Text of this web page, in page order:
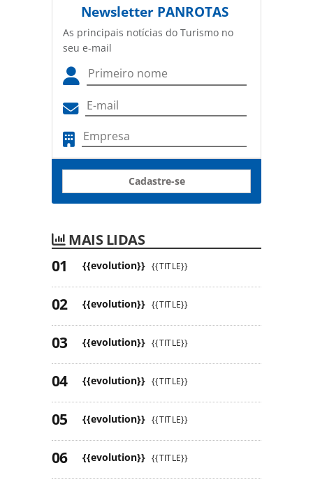
Newsletter PANROTAS
As principais notícias do Turismo no
seu e-mail
Cadastre-se
MAIS LIDAS
{{evolution}} {{TITLE}}
{{evolution}} {{TITLE}}
{{evolution}} {{TITLE}}
{{evolution}} {{TITLE}}
{{evolution}} {{TITLE}}
{{evolution}} {{TITLE}}